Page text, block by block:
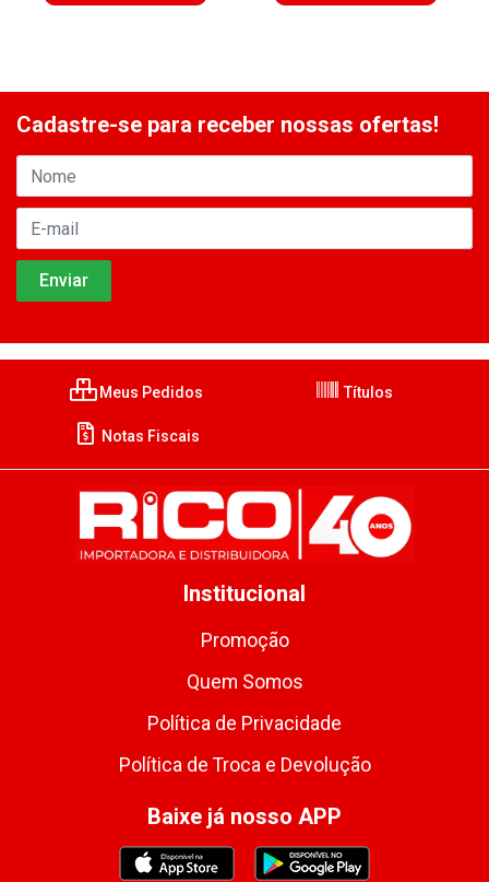
Cadastre-se para receber nossas ofertas!
Meus Pedidos Títulos
Notas Fiscais
Institucional
Promoção
Quem Somos
Política de Privacidade
Política de Troca e Devolução
Baixe já nosso APP